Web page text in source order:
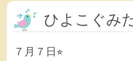
ひよこぐみ
７月７日⭐︎